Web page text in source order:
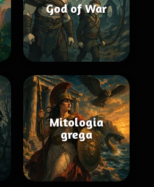
God of War
Mitologia
grega